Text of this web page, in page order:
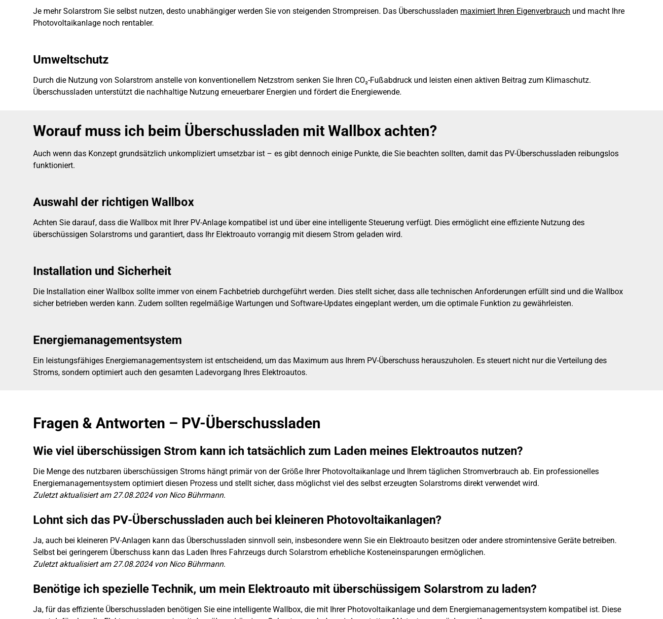
Je mehr Solarstrom Sie selbst nutzen, desto unabhängiger werden Sie von steigenden Strompreisen. Das Überschussladen maximiert Ihren Eigenverbrauch und macht Ihre
Photovoltaikanlage noch rentabler.
Umweltschutz
Durch die Nutzung von Solarstrom anstelle von konventionellem Netzstrom senken Sie Ihren CO₂-Fußabdruck und leisten einen aktiven Beitrag zum Klimaschutz.
Überschussladen unterstützt die nachhaltige Nutzung erneuerbarer Energien und fördert die Energiewende.
Worauf muss ich beim Überschussladen mit Wallbox achten?
Auch wenn das Konzept grundsätzlich unkompliziert umsetzbar ist – es gibt dennoch einige Punkte, die Sie beachten sollten, damit das PV-Überschussladen reibungslos
funktioniert.
Auswahl der richtigen Wallbox
Achten Sie darauf, dass die Wallbox mit Ihrer PV-Anlage kompatibel ist und über eine intelligente Steuerung verfügt. Dies ermöglicht eine effiziente Nutzung des
überschüssigen Solarstroms und garantiert, dass Ihr Elektroauto vorrangig mit diesem Strom geladen wird.
Installation und Sicherheit
Die Installation einer Wallbox sollte immer von einem Fachbetrieb durchgeführt werden. Dies stellt sicher, dass alle technischen Anforderungen erfüllt sind und die Wallbox
sicher betrieben werden kann. Zudem sollten regelmäßige Wartungen und Software-Updates eingeplant werden, um die optimale Funktion zu gewährleisten.
Energiemanagementsystem
Ein leistungsfähiges Energiemanagementsystem ist entscheidend, um das Maximum aus Ihrem PV-Überschuss herauszuholen. Es steuert nicht nur die Verteilung des
Stroms, sondern optimiert auch den gesamten Ladevorgang Ihres Elektroautos.
Fragen & Antworten – PV-Überschussladen
Wie viel überschüssigen Strom kann ich tatsächlich zum Laden meines Elektroautos nutzen?
Die Menge des nutzbaren überschüssigen Stroms hängt primär von der Größe Ihrer Photovoltaikanlage und Ihrem täglichen Stromverbrauch ab. Ein professionelles
Energiemanagementsystem optimiert diesen Prozess und stellt sicher, dass möglichst viel des selbst erzeugten Solarstroms direkt verwendet wird.
Zuletzt aktualisiert am 27.08.2024 von Nico Bührmann.
Lohnt sich das PV-Überschussladen auch bei kleineren Photovoltaikanlagen?
Ja, auch bei kleineren PV-Anlagen kann das Überschussladen sinnvoll sein, insbesondere wenn Sie ein Elektroauto besitzen oder andere stromintensive Geräte betreiben.
Selbst bei geringerem Überschuss kann das Laden Ihres Fahrzeugs durch Solarstrom erhebliche Kosteneinsparungen ermöglichen.
Zuletzt aktualisiert am 27.08.2024 von Nico Bührmann.
Benötige ich spezielle Technik, um mein Elektroauto mit überschüssigem Solarstrom zu laden?
Ja, für das effiziente Überschussladen benötigen Sie eine intelligente Wallbox, die mit Ihrer Photovoltaikanlage und dem Energiemanagementsystem kompatibel ist. Diese